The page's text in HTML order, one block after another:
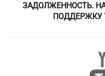
ЗАДОЛЖЕННОСТЬ.
ПОДДЕРЖКУ